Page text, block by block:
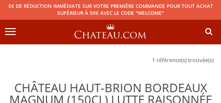
5€ DE RÉDUCTION IMMÉDIATE SUR VOTRE PREMIÈRE COMMANDE POUR TOUT ACHAT
SUPÉRIEUR À 50€ AVEC LE CODE "WELCOME"
Toggle
1 référence(s) trouvée(s)
CHÂTEAU HAUT-BRION BORDEAUX
MAGNUM (150CL) LUTTE RAISONNÉE